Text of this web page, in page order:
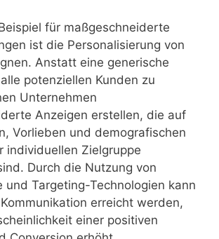
für maßgeschneiderte
ist die Personalisierung von
Anstatt eine generische
potenziellen Kunden zu
Unternehmen
Anzeigen erstellen, die auf
Vorlieben und demografischen
individuellen Zielgruppe
Durch die Nutzung von
und Targeting-Technologien kann
erreicht werden,
einer positiven